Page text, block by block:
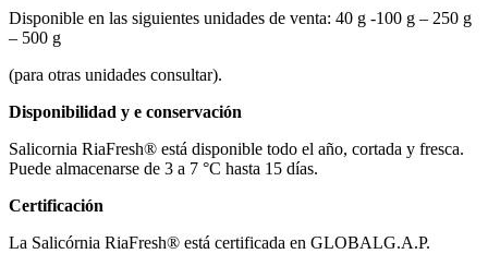
Disponible en las siguientes unidades de venta: 40 g -100 g – 250 g
– 500 g
(para otras unidades consultar).
Disponibilidad y e conservación
Salicornia RiaFresh® está disponible todo el año, cortada y fresca.
Puede almacenarse de 3 a 7 °C hasta 15 días.
Certificación
La Salicórnia RiaFresh® está certificada en GLOBALG.A.P.